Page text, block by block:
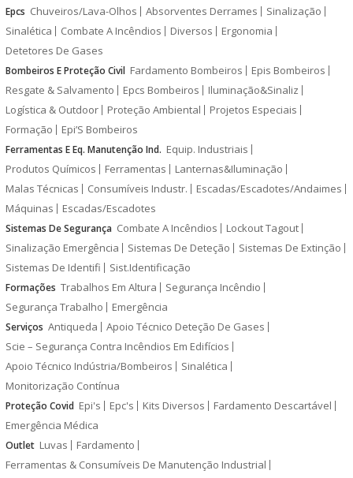
Epcs Chuveiros/Lava-Olhos Absorventes Derrames
Sinalização
Sinalética
Combate A Incêndios Diversos
Ergonomia
Detetores De Gases
Bombeiros E Proteção Civil Fardamento Bombeiros
Epis Bombeiros
Resgate & Salvamento
Epcs Bombeiros
Iluminação&Sinaliz
Logística & Outdoor
Proteção Ambiental
Projetos Especiais
Formação
Epi’S Bombeiros
Ferramentas E Eq. Manutenção Ind. Equip. Industriais
Produtos Químicos
Ferramentas
Lanternas&Iluminação
Malas Técnicas
Consumíveis Industr.
Escadas/Escadotes/Andaimes
Máquinas
Escadas/Escadotes
Sistemas De Segurança Combate A Incêndios
Lockout Tagout
Sinalização Emergência
Sistemas De Deteção
Sistemas De Extinção
Sistemas De Identifi
Sist.Identificação
Formações Trabalhos Em Altura
Segurança Incêndio
Segurança Trabalho
Emergência
Serviços Antiqueda
Apoio Técnico Deteção De Gases
Scie – Segurança Contra Incêndios Em Edifícios
Apoio Técnico Indústria/Bombeiros
Sinalética
Monitorização Contínua
Proteção Covid Epi's Epc's Kits Diversos
Fardamento Descartável
Emergência Médica
Outlet Luvas
Fardamento
Ferramentas & Consumíveis De Manutenção Industrial